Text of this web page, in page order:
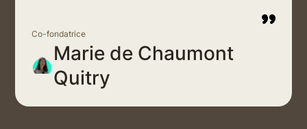
Co-fondatrice
Marie de Chaumont
Quitry